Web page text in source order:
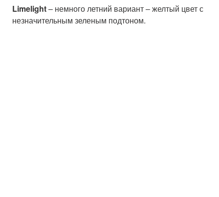
Limelight– немного летний вариант – желтый цвет с
незначительным зеленым подтоном.